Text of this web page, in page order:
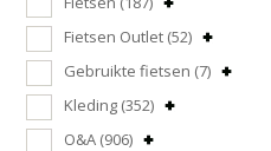
Fietsen Outlet (52)
Gebruikte fietsen (7)
Kleding (352)
O&A (906)